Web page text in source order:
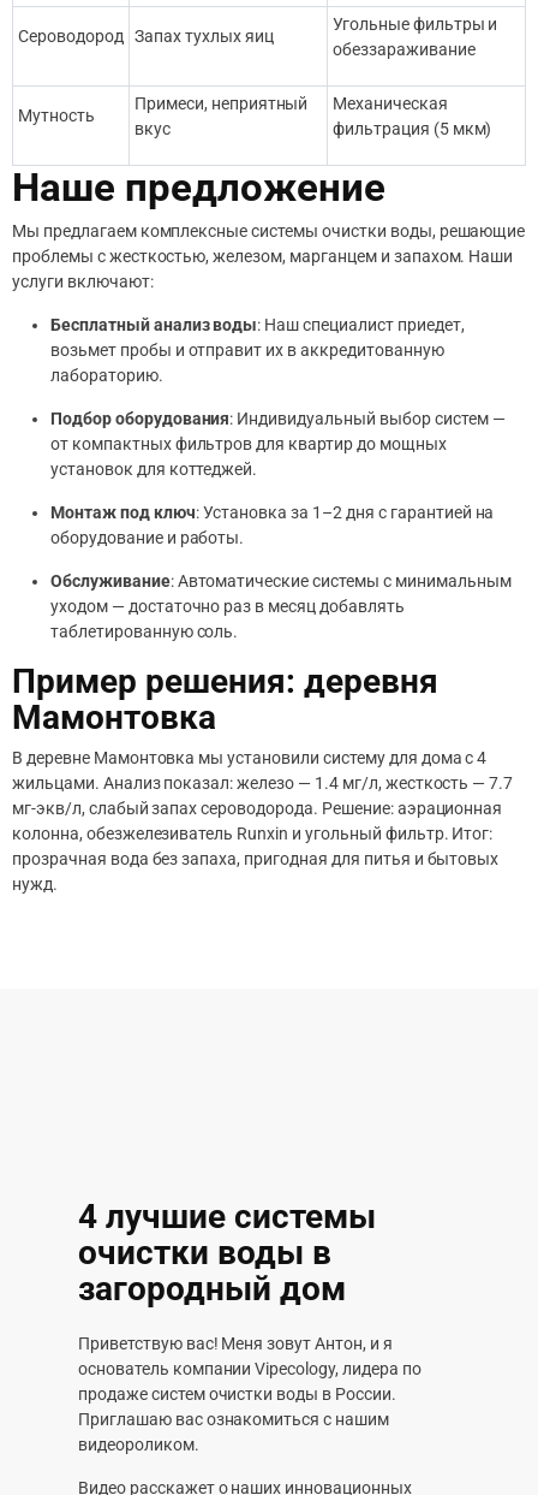
Сероводород Запах тухлых яиц
Угольные фильтры и
обеззараживание
Мутность
Примеси, неприятный
вкус
Механическая
фильтрация (5 мкм)
Наше предложение
Мы предлагаем комплексные системы очистки воды, решающие
проблемы с жесткостью, железом, марганцем и запахом. Наши
услуги включают:
Бесплатный анализ воды: Наш специалист приедет,
возьмет пробы и отправит их в аккредитованную
лабораторию.
Подбор оборудования: Индивидуальный выбор систем —
от компактных фильтров для квартир до мощных
установок для коттеджей.
Монтаж под ключ: Установка за 1–2 дня с гарантией на
оборудование и работы.
Обслуживание: Автоматические системы с минимальным
уходом — достаточно раз в месяц добавлять
таблетированную соль.
Пример решения: деревня
Мамонтовка
В деревне Мамонтовка мы установили систему для дома с 4
жильцами. Анализ показал: железо — 1.4 мг/л, жесткость — 7.7
мг-экв/л, слабый запах сероводорода. Решение: аэрационная
колонна, обезжелезиватель Runxin и угольный фильтр. Итог:
прозрачная вода без запаха, пригодная для питья и бытовых
нужд.
4 лучшие системы
очистки воды в
загородный дом
Приветствую вас! Меня зовут Антон, и я
основатель компании Vipecology, лидера по
продаже систем очистки воды в России.
Приглашаю вас ознакомиться с нашим
видеороликом.
Видео расскажет о наших инновационных